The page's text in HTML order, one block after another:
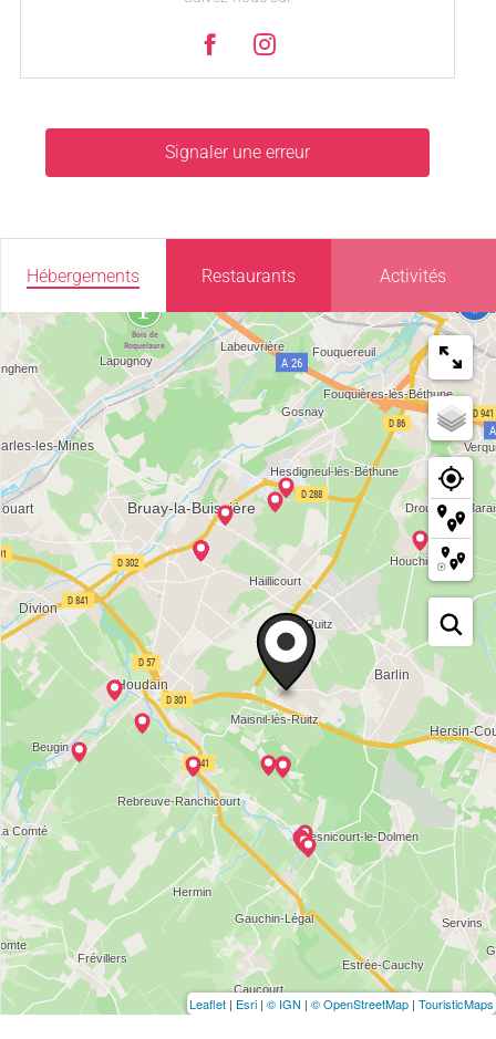
Signaler une erreur
Hébergements Restaurants Activités
Leaflet | Esri | © IGN | © OpenStreetMap | TouristicMaps